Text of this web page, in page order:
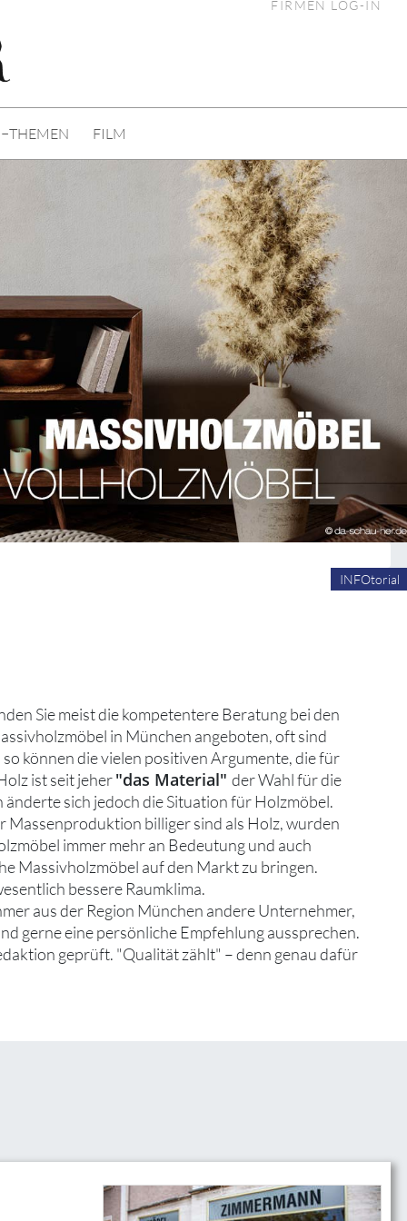
FIRMEN LOG-IN
FILM
INFOtorial
Sie meist die kompetentere Beratung bei den
in München angeboten, oft sind
können die vielen positiven Argumente, die für
ist seit jeher"das Material" der Wahl für die
sich jedoch die Situation für Holzmöbel.
billiger sind als Holz, wurden
immer mehr an Bedeutung und auch
Massivholzmöbel auf den Markt zu bringen.
bessere Raumklima.
aus der Region München andere Unternehmer,
gerne eine persönliche Empfehlung aussprechen.
geprüft. "Qualität zählt" – denn genau dafür